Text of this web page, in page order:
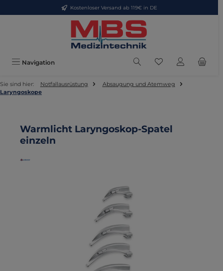
Zum Hauptinhalt springenKostenloser Versand ab 119€ in DE
Navigation Du hast 0
Sie sind hier: Notfallausrüstung
Absaugung und Atemweg
Laryngoskope
Warmlicht Laryngoskop-Spatel
einzeln